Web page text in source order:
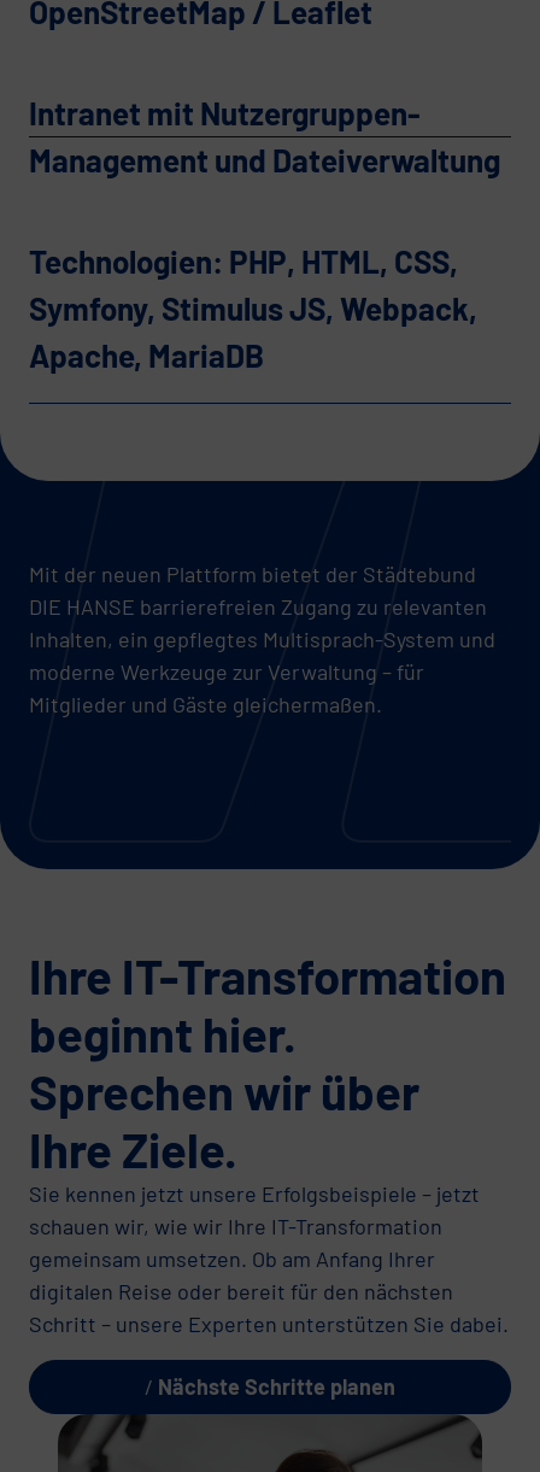
OpenStreetMap / Leaflet
Intranet mit Nutzergruppen-
Management und Dateiverwaltung
Technologien: PHP, HTML, CSS,
Symfony, Stimulus JS, Webpack,
Apache, MariaDB
Mit der neuen Plattform bietet der Städtebund
DIE HANSE barrierefreien Zugang zu relevanten
Inhalten, ein gepflegtes Multisprach-System und
moderne Werkzeuge zur Verwaltung – für
Mitglieder und Gäste gleichermaßen.
Ihre IT-Transformation
beginnt hier.
Sprechen wir über
Ihre Ziele.
Sie kennen jetzt unsere Erfolgsbeispiele – jetzt
schauen wir, wie wir Ihre IT-Transformation
gemeinsam umsetzen. Ob am Anfang Ihrer
digitalen Reise oder bereit für den nächsten
Schritt – unsere Experten unterstützen Sie dabei.
Nächste Schritte planen